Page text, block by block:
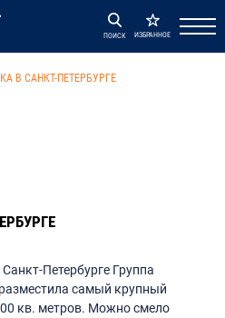
ПОИСК ИЗБРАННОЕ
В САНКТ-ПЕТЕРБУРГЕ
Петербурге Группа
самый крупный
кв. метров. Можно смело